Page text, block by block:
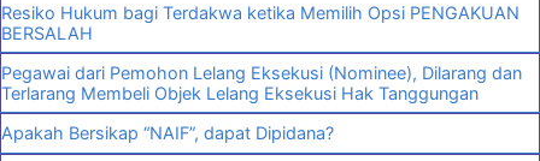
Resiko Hukum bagi Terdakwa ketika Memilih Opsi PENGAKUAN
BERSALAH
Pegawai dari Pemohon Lelang Eksekusi (Nominee), Dilarang dan
Terlarang Membeli Objek Lelang Eksekusi Hak Tanggungan
Apakah Bersikap “NAIF”, dapat Dipidana?